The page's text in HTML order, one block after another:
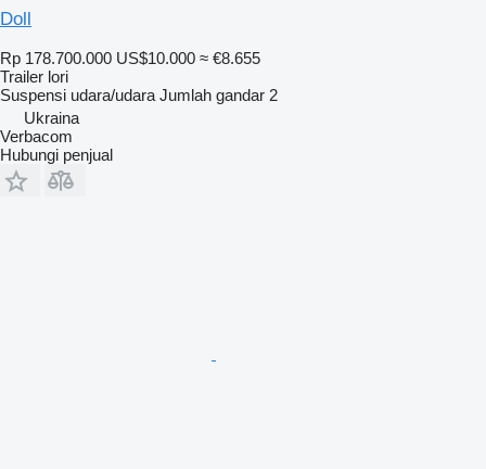
Doll
Rp 178.700.000 US$10.000 ≈ €8.655
Trailer lori
Suspensi udara/udara Jumlah gandar 2
Ukraina
Verbacom
Hubungi penjual